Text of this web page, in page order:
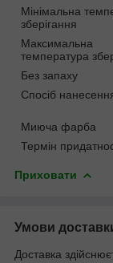
Мінімальна
зберігання
Максимальна
температура
Без запаху
Спосіб
Миюча фарба
Термін
Приховати
Умови
Доставка